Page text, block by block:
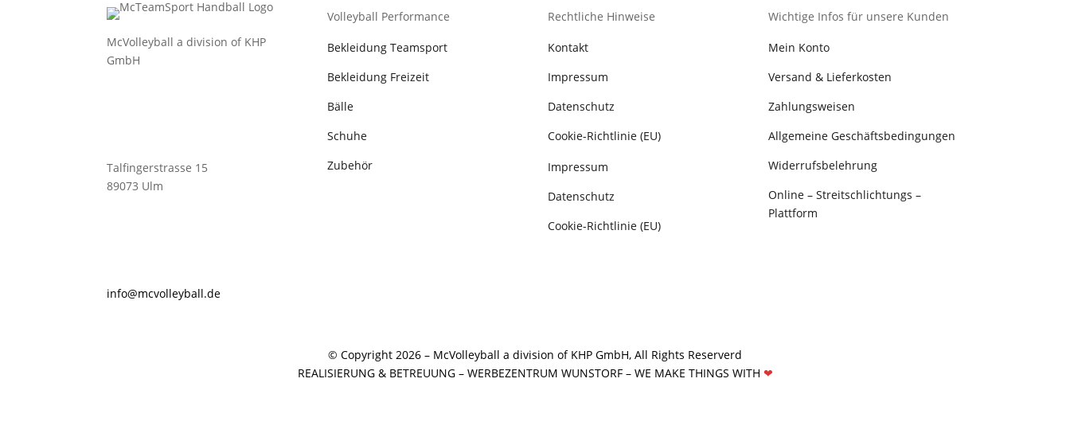
McVolleyball a division of KHP
GmbH
Talfingerstrasse 15
89073 Ulm
ed.ll
abyel
lovcm
@ofni
Volleyball Performance
Bekleidung Teamsport
Bekleidung Freizeit
Bälle
Schuhe
Zubehör
Rechtliche Hinweise
Kontakt
Impressum
Datenschutz
Cookie-Richtlinie (EU)
Impressum
Datenschutz
Cookie-Richtlinie (EU)
Wichtige Infos für unsere Kunden
Mein Konto
Versand & Lieferkosten
Zahlungsweisen
Allgemeine Geschäftsbedingungen
Widerrufsbelehrung
Online – Streitschlichtungs –
Plattform
© Copyright 2026 – McVolleyball a division of KHP GmbH, All Rights Reserverd
REALISIERUNG & BETREUUNG – WERBEZENTRUM WUNSTORF– WE MAKE THINGS WITH ❤